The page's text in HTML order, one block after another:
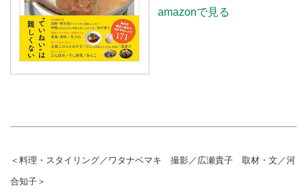
amazonで見る
＜料理・スタイリング／ワタナベマキ 撮影／広瀬貴子 取材・文／河
合知子＞